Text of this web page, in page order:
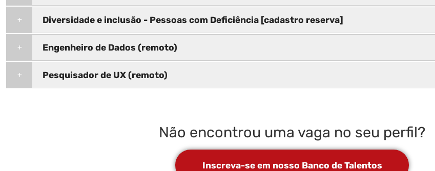
Diversidade e inclusão - Pessoas com Deficiência [cadastro reserva]
Engenheiro de Dados (remoto)
Pesquisador de UX (remoto)
Não encontrou uma vaga no seu perfil?
Inscreva-se em nosso Banco de Talentos